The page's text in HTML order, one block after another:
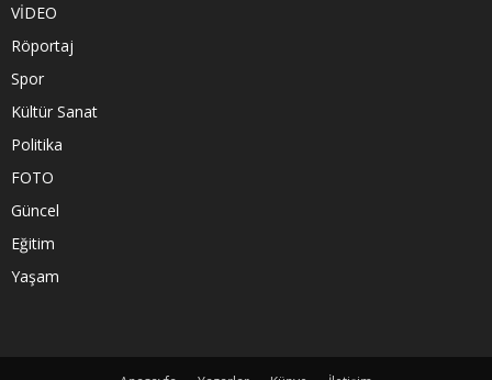
VİDEO
Röportaj
Spor
Kültür Sanat
Politika
FOTO
Güncel
Eğitim
Yaşam